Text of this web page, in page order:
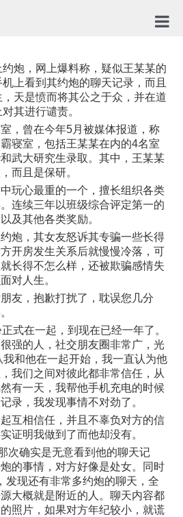
TG社
隐私
合作
炮，网上爆料称，疑似王某某的
上看到其约炮的聊天记录，而且
天是愤而将其公之于众，并在道
其进行谴责。
，曾在今年5月被媒体报道，称
寝室，包括王某某在内的4名室
武大研究生录取。其中，王某某
而且是保研。
玩心最重的一个，擅长组织各类
连续三年以班级综合评定第一的
及其他各类奖励。
炮，其女友怒诉其专骗一些长得
开房发生关系后就慢慢冷落，可
长得不怎么样，还被欺骗感情失
对人生。
友，抱歉打扰了，耽误您几分
式在一起，到现在已经一年了。
强的人，社交朋友圈非常广，光
和他在一起开始，我一直认为他
我们之间对彼此都非常信任，从
有一天，我帮他手机充电的时候
录，我发现事情不对劲了。
互相信任，并且不辜负对方的信
证明我做到了而他却没有。
次确实是无意看到他的聊天记
的事情，对方好像是处女。同时
发现还有非常多约炮的聊天，全
大概就是附近的人。聊天内容都
照片，如果对方年纪较小，就谎